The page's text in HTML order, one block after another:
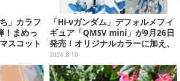
」カラフ
！まめっ
スコット
た全6種
「Hi-νガンダム」デフォルメフィ
ギュア「QMSV mini」が9月26日
発売！オリジナルカラーに加え、
デザイン違い"Alternative Ve
r."など全8種
2026.8.10